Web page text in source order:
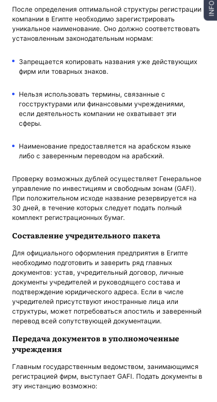
После определения оптимальной структуры регистрации
компании в Египте необходимо зарегистрировать
уникальное наименование. Оно должно соответствовать
установленным законодательным нормам:
Запрещается копировать названия уже действующих
фирм или товарных знаков.
Нельзя использовать термины, связанные с
госструктурами или финансовыми учреждениями,
если деятельность компании не охватывает эти
сферы.
Наименование предоставляется на арабском языке
либо с заверенным переводом на арабский.
Проверку возможных дублей осуществляет Генеральное
управление по инвестициям и свободным зонам (GAFI).
При положительном исходе название резервируется на
30 дней, в течение которых следует подать полный
комплект регистрационных бумаг.
Составление учредительного пакета
Для официального оформления предприятия в Египте
необходимо подготовить и заверить ряд главных
документов: устав, учредительный договор, личные
документы учредителей и руководящего состава и
подтверждение юридического адреса. Если в числе
учредителей присутствуют иностранные лица или
структуры, может потребоваться апостиль и заверенный
перевод всей сопутствующей документации.
Передача документов в уполномоченные
учреждения
Главным государственным ведомством, занимающимся
регистрацией фирм, выступает GAFI. Подать документы в
эту инстанцию возможно:
INFO